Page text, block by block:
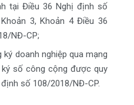
tại Điều 36 Nghị định số
3, Khoản 4 Điều 36
NĐ-CP;
doanh nghiệp qua mạng
số công cộng được quy
số 108/2018/NĐ-CP.